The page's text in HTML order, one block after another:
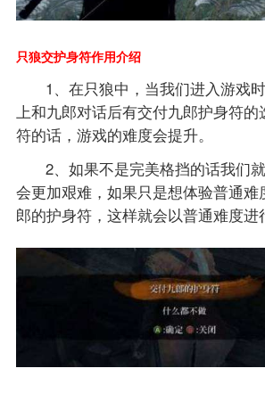
只狼交护身符作用介绍
1、在只狼中，当我们进入游戏
上和九郎对话后有交付九郎护身符的
符的话，游戏的难度会提升。
2、如果不是完美格挡的话我们
会更加艰难，如果只是想体验普通
郎的护身符，这样就会以普通难度进